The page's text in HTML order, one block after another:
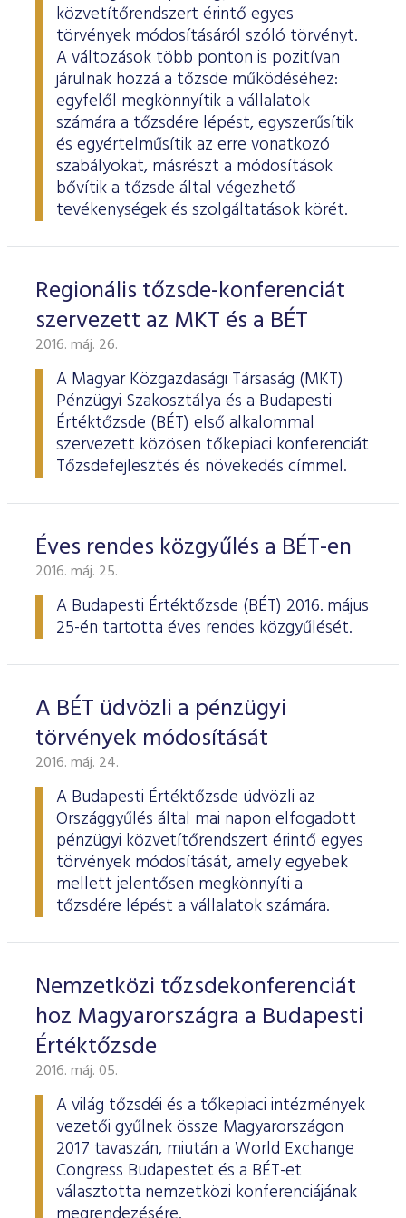
ESG Útmutató
közvetítőrendszert érintő egyes
törvények módosításáról szóló törvényt.
A változások több ponton is pozitívan
járulnak hozzá a tőzsde működéséhez:
egyfelől megkönnyítik a vállalatok
számára a tőzsdére lépést, egyszerűsítik
és egyértelműsítik az erre vonatkozó
szabályokat, másrészt a módosítások
bővítik a tőzsde által végezhető
tevékenységek és szolgáltatások körét.
Regionális tőzsde-konferenciát
szervezett az MKT és a BÉT
2016. máj. 26.
A Magyar Közgazdasági Társaság (MKT)
Pénzügyi Szakosztálya és a Budapesti
Értéktőzsde (BÉT) első alkalommal
szervezett közösen tőkepiaci konferenciát
Tőzsdefejlesztés és növekedés címmel.
Éves rendes közgyűlés a BÉT-en
2016. máj. 25.
A Budapesti Értéktőzsde (BÉT) 2016. május
25-én tartotta éves rendes köz­gyűlését.
A BÉT üdvözli a pénzügyi
törvények módosítását
2016. máj. 24.
A Budapesti Értéktőzsde üdvözli az
Országgyűlés által mai napon elfogadott
pénzügyi közvetítőrendszert érintő egyes
törvények módosítását, amely egyebek
mellett jelentősen megkönnyíti a
tőzsdére lépést a vállalatok számára.
Nemzetközi tőzsdekonferenciát
hoz Magyarországra a Budapesti
Értéktőzsde
2016. máj. 05.
A világ tőzsdéi és a tőkepiaci intézmények
vezetői gyűlnek össze Magyarországon
2017 tavaszán, miután a World Exchange
Congress Budapestet és a BÉT-et
választotta nemzetközi konferenciájának